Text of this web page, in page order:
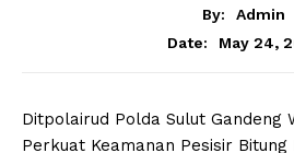
By:
Admin
Date:
May 24,
Ditpolairud Polda Sulut Gandeng
Perkuat Keamanan Pesisir